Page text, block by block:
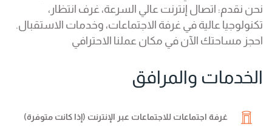
نحن نقدم: اتصال إنترنت عالي السرعة، غرف انتظار،
تكنولوجيا عالية في غرفة الاجتماعات، وخدمات الاستقبال.
احجز مساحتك الآن في مكان عملنا الاحترافي
الخدمات والمرافق
غرفة اجتماعات للاجتماعات عبر الإنترنت (إذا كانت متوفرة)